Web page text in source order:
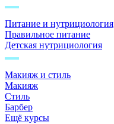
Питание и нутрициология
Правильное питание
Детская нутрициология
Макияж и стиль
Макияж
Стиль
Барбер
Ещё курсы